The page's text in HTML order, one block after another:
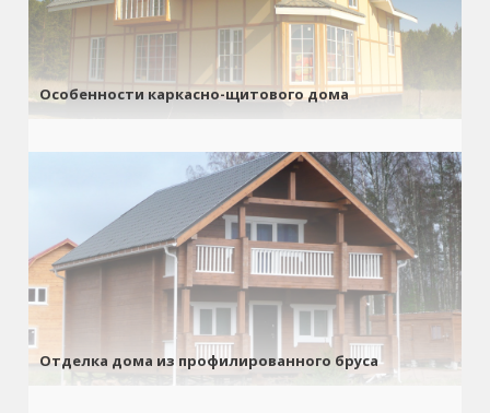
Особенности каркасно-щитового дома
Отделка дома из профилированного бруса